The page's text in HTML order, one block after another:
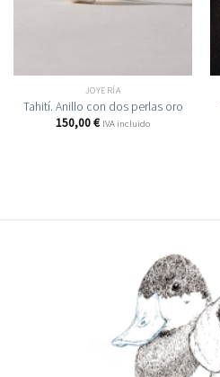
JOYERÍA
Tahití. Anillo con dos perlas oro
150,00€ IVA incluido